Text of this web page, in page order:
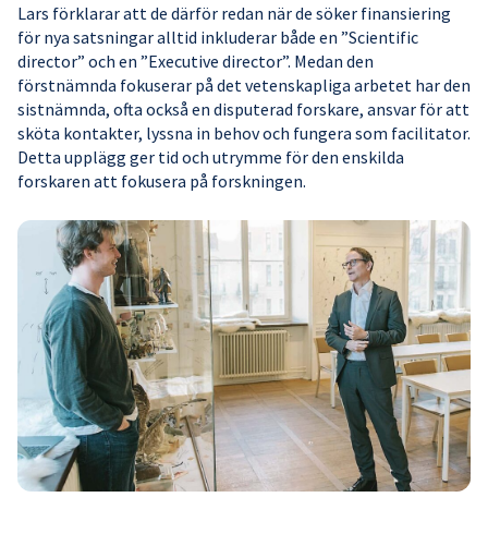
Lars förklarar att de därför redan när de söker finansiering
för nya satsningar alltid inkluderar både en ”Scientific
director” och en ”Executive director”. Medan den
förstnämnda fokuserar på det vetenskapliga arbetet har den
sistnämnda, ofta också en disputerad forskare, ansvar för att
sköta kontakter, lyssna in behov och fungera som facilitator.
Detta upplägg ger tid och utrymme för den enskilda
forskaren att fokusera på forskningen.